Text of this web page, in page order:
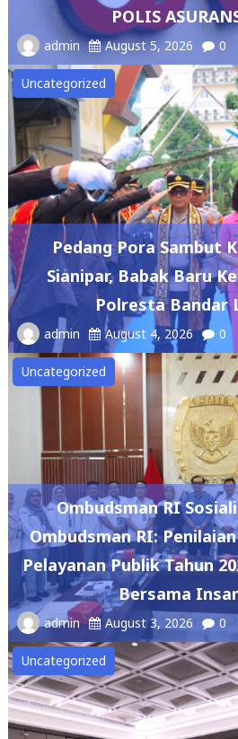
POLIS
admin August 5, 2026 0
Uncategorized
Pedang Pora Sambut
Sianipar, Babak Baru
Polresta Bandar
admin August 4, 2026 0
Uncategorized
Ombudsman RI
Ombudsman RI:
Pelayanan Publik Tahun
Bersama
admin August 3, 2026 0
Uncategorized